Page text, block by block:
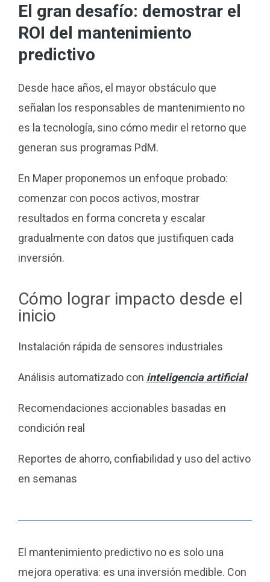
El gran desafío: demostrar el
ROI del mantenimiento
predictivo
Desde hace años, el mayor obstáculo que
señalan los responsables de mantenimiento no
es la tecnología, sino cómo medir el retorno que
generan sus programas PdM.
En Maper proponemos un enfoque probado:
comenzar con pocos activos, mostrar
resultados en forma concreta y escalar
gradualmente con datos que justifiquen cada
inversión.
Cómo lograr impacto desde el
inicio
Instalación rápida de sensores industriales
Análisis automatizado con inteligencia artificial
Recomendaciones accionables basadas en
condición real
Reportes de ahorro, confiabilidad y uso del activo
en semanas
El mantenimiento predictivo no es solo una
mejora operativa: es una inversión medible. Con